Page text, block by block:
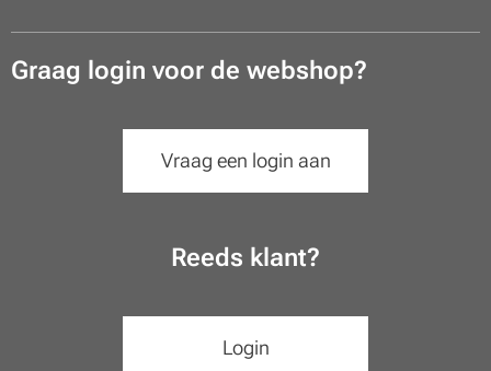
Graag login voor de webshop?
Vraag een login aan
Reeds klant?
Login